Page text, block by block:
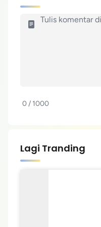
0 / 1000
Lagi Tranding